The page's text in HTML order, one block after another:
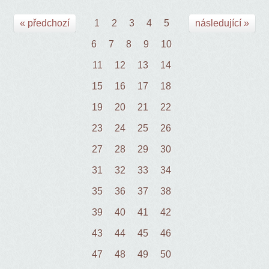
« předchozí 1 2 3 4 5
6 7 8 9 10
11 12 13 14
15 16 17 18
19 20 21 22
23 24 25 26
27 28 29 30
31 32 33 34
35 36 37 38
39 40 41 42
43 44 45 46
47 48 49 50
následující »